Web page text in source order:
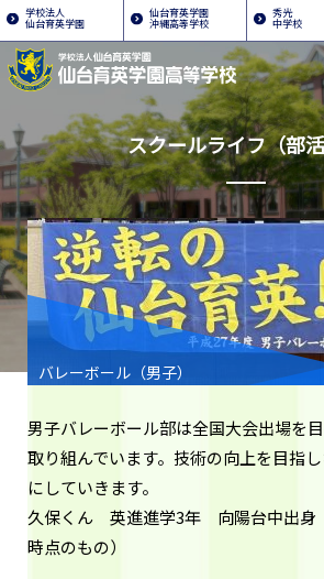
学校法人
仙台育英学園
仙台育英学園
沖縄高等学校
秀光
中学校
スクールライフ（部
バレーボール（男子）
男子バレーボール部は全国大会出場を
取り組んでいます。技術の向上を目指
にしていきます。
久保くん 英進進学3年 向陽台中出身
時点のもの）